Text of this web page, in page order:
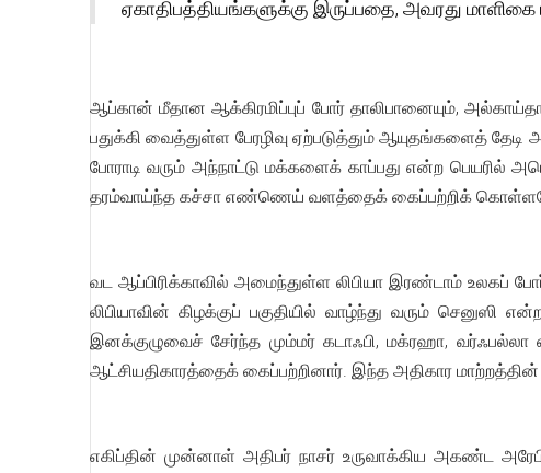
ஏகாதிபத்தியங்களுக்கு இருப்பதை, அவரது
ஆப்கான் மீதான ஆக்கிரமிப்புப் போர் தாலிபானையும்,
பதுக்கி வைத்துள்ள பேரழிவு ஏற்படுத்தும் ஆயுதங்களைத் தேடி
போராடி வரும் அந்நாட்டு மக்களைக் காப்பது என்ற பெயரில்
தரம்வாய்ந்த கச்சா எண்ணெய் வளத்தைக் கைப்பற்றிக் கொள்ளவே
வட ஆப்பிரிக்காவில் அமைந்துள்ள லிபியா இரண்டாம் உலகப்
லிபியாவின் கிழக்குப் பகுதியில் வாழ்ந்து வரும்
இனக்குழுவைச் சேர்ந்த மும்மர் கடாஃபி, மக்ரஹா,
ஆட்சியதிகாரத்தைக் கைப்பற்றினார். இந்த அதிகார
எகிப்தின் முன்னாள் அதிபர் நாசர் உருவாக்கிய அகண்ட